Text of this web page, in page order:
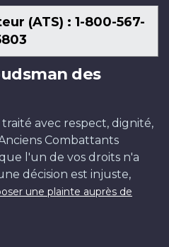
(ATS) : 1-800-567-
des
avec respect, dignité,
Combattants
l'un de vos droits n'a
décision est injuste,
une plainte auprès de